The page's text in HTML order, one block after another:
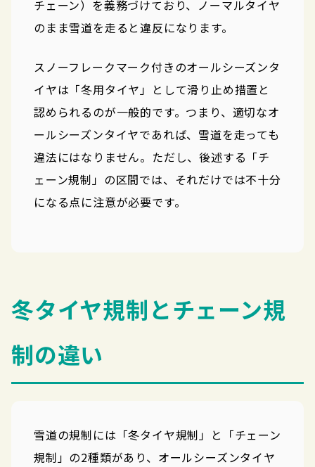
チェーン）を義務づけており、ノーマルタイヤ
のまま雪道を走ると違反になります。
スノーフレークマーク付きのオールシーズンタ
イヤは「冬用タイヤ」として滑り止め措置と
認められるのが一般的です。つまり、適切なオ
ールシーズンタイヤであれば、雪道を走っても
違法にはなりません。ただし、後述する「チ
ェーン規制」の区間では、それだけでは不十分
になる点に注意が必要です。
冬タイヤ規制とチェーン規
制の違い
雪道の規制には「冬タイヤ規制」と「チェーン
規制」の2種類があり、オールシーズンタイヤ